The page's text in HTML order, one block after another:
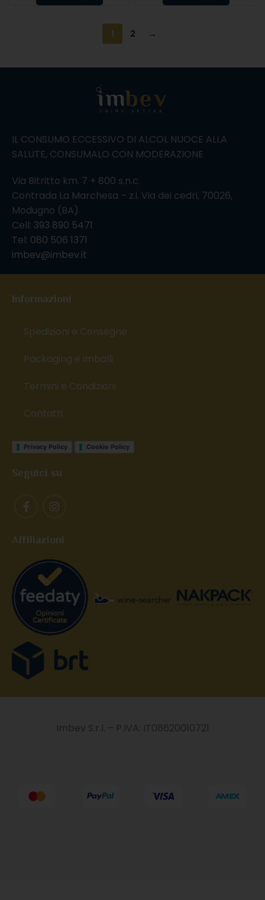
1 2 →
IL CONSUMO ECCESSIVO DI ALCOL NUOCE ALLA
SALUTE, CONSUMALO CON MODERAZIONE
Via Bitritto km. 7 + 800 s.n.c.
Contrada La Marchesa – z.i. Via dei cedri, 70026,
Modugno (BA)
Cell: 393 890 5471
Tel: 080 506 1371
imbev@imbev.it
Informazioni
Spedizioni e Consegne
Packaging e imballi
Termini e Condizioni
Contatti
Privacy Policy Cookie Policy
Seguici su
Affiliazioni
Imbev S.r.l. – P.IVA: IT08620010721